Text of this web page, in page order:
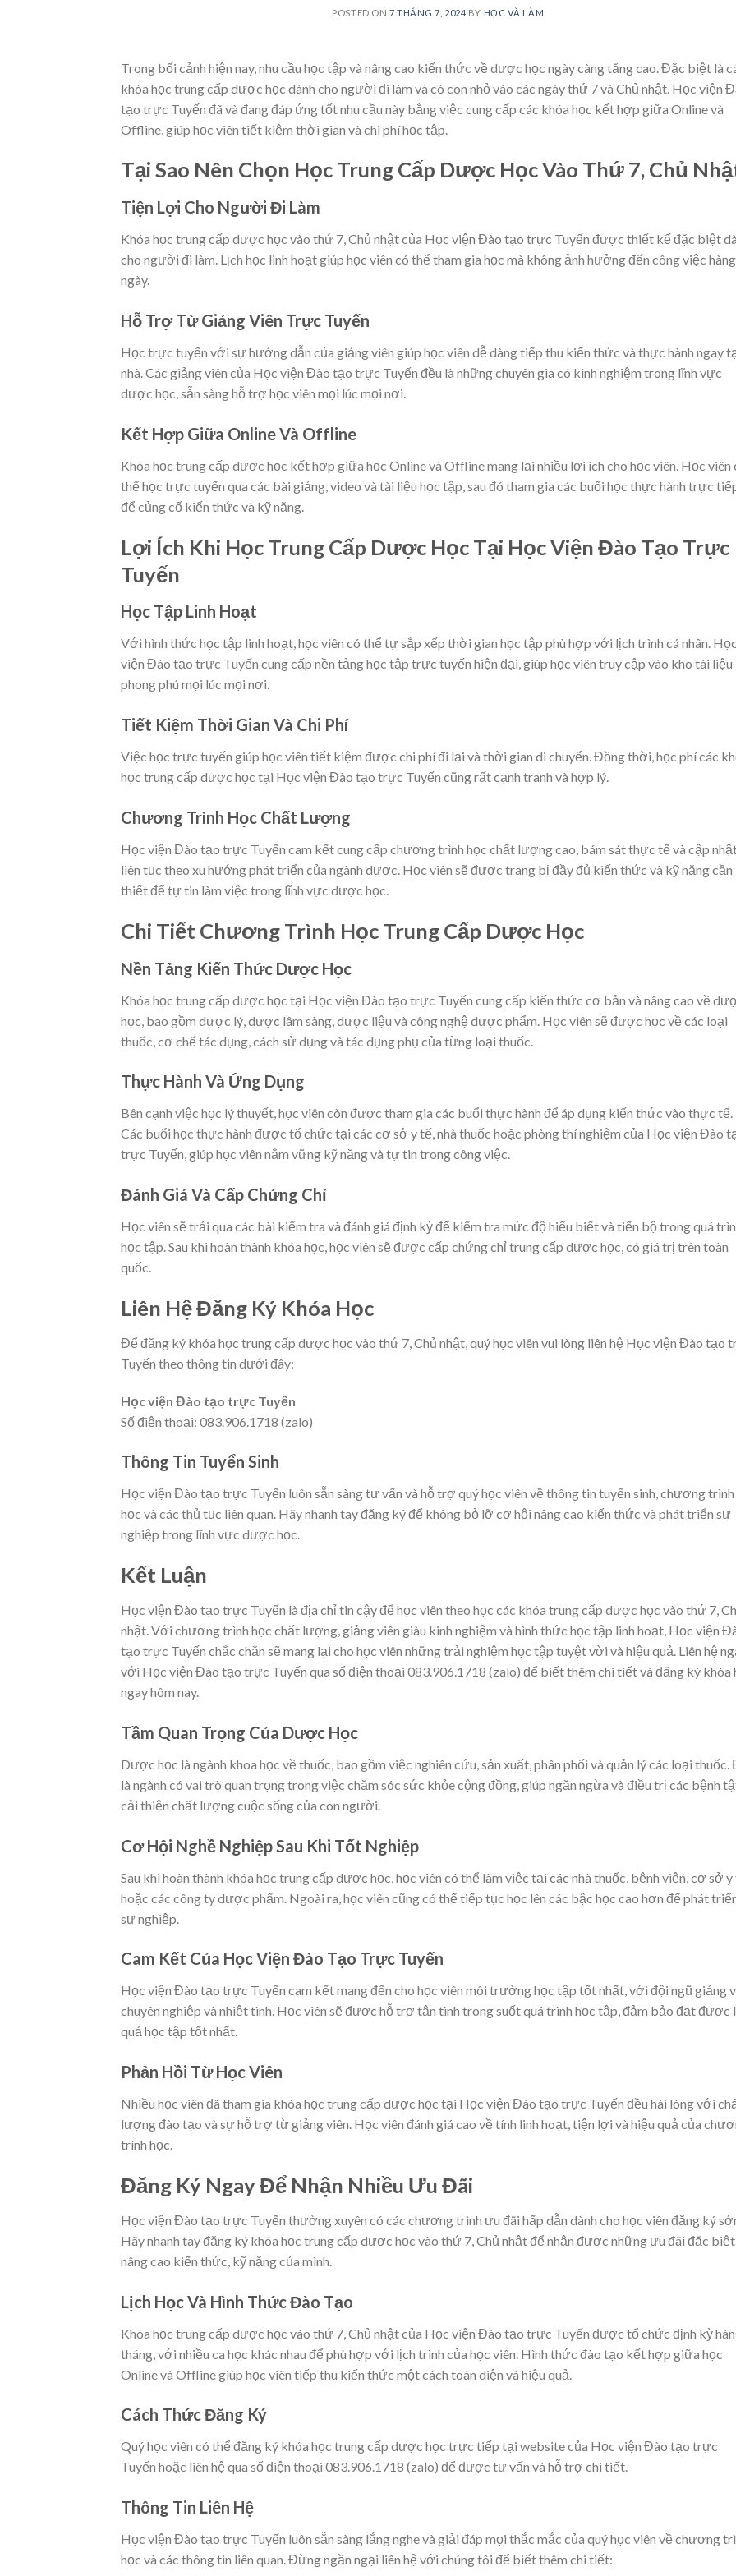
POSTED ON 7 THÁNG 7, 2024 BY HỌC VÀ LÀM
Trong bối cảnh hiện nay, nhu cầu học tập và nâng cao kiến thức về dược học ngày càng tăng cao. Đặc biệt là
khóa học trung cấp dược học dành cho người đi làm và có con nhỏ vào các ngày thứ 7 và Chủ nhật. Học viện
tạo trực Tuyến đã và đang đáp ứng tốt nhu cầu này bằng việc cung cấp các khóa học kết hợp giữa Online và
Offline, giúp học viên tiết kiệm thời gian và chi phí học tập.
Tại Sao Nên Chọn Học Trung Cấp Dược Học Vào Thứ 7, Chủ
Tiện Lợi Cho Người Đi Làm
Khóa học trung cấp dược học vào thứ 7, Chủ nhật của Học viện Đào tạo trực Tuyến được thiết kế đặc biệt
cho người đi làm. Lịch học linh hoạt giúp học viên có thể tham gia học mà không ảnh hưởng đến công việc hàng
ngày.
Hỗ Trợ Từ Giảng Viên Trực Tuyến
Học trực tuyến với sự hướng dẫn của giảng viên giúp học viên dễ dàng tiếp thu kiến thức và thực hành ngay
nhà. Các giảng viên của Học viện Đào tạo trực Tuyến đều là những chuyên gia có kinh nghiệm trong lĩnh vực
dược học, sẵn sàng hỗ trợ học viên mọi lúc mọi nơi.
Kết Hợp Giữa Online Và Offline
Khóa học trung cấp dược học kết hợp giữa học Online và Offline mang lại nhiều lợi ích cho học viên. Học viên
thể học trực tuyến qua các bài giảng, video và tài liệu học tập, sau đó tham gia các buổi học thực hành trực
để củng cố kiến thức và kỹ năng.
Lợi Ích Khi Học Trung Cấp Dược Học Tại Học Viện Đào Tạo Trực
Tuyến
Học Tập Linh Hoạt
Với hình thức học tập linh hoạt, học viên có thể tự sắp xếp thời gian học tập phù hợp với lịch trình cá nhân. Học
viện Đào tạo trực Tuyến cung cấp nền tảng học tập trực tuyến hiện đại, giúp học viên truy cập vào kho tài liệu
phong phú mọi lúc mọi nơi.
Tiết Kiệm Thời Gian Và Chi Phí
Việc học trực tuyến giúp học viên tiết kiệm được chi phí đi lại và thời gian di chuyển. Đồng thời, học phí các
học trung cấp dược học tại Học viện Đào tạo trực Tuyến cũng rất cạnh tranh và hợp lý.
Chương Trình Học Chất Lượng
Học viện Đào tạo trực Tuyến cam kết cung cấp chương trình học chất lượng cao, bám sát thực tế và cập
liên tục theo xu hướng phát triển của ngành dược. Học viên sẽ được trang bị đầy đủ kiến thức và kỹ năng cần
thiết để tự tin làm việc trong lĩnh vực dược học.
Chi Tiết Chương Trình Học Trung Cấp Dược Học
Nền Tảng Kiến Thức Dược Học
Khóa học trung cấp dược học tại Học viện Đào tạo trực Tuyến cung cấp kiến thức cơ bản và nâng cao về
học, bao gồm dược lý, dược lâm sàng, dược liệu và công nghệ dược phẩm. Học viên sẽ được học về các loại
thuốc, cơ chế tác dụng, cách sử dụng và tác dụng phụ của từng loại thuốc.
Thực Hành Và Ứng Dụng
Bên cạnh việc học lý thuyết, học viên còn được tham gia các buổi thực hành để áp dụng kiến thức vào thực tế.
Các buổi học thực hành được tổ chức tại các cơ sở y tế, nhà thuốc hoặc phòng thí nghiệm của Học viện Đào
trực Tuyến, giúp học viên nắm vững kỹ năng và tự tin trong công việc.
Đánh Giá Và Cấp Chứng Chỉ
Học viên sẽ trải qua các bài kiểm tra và đánh giá định kỳ để kiểm tra mức độ hiểu biết và tiến bộ trong quá
học tập. Sau khi hoàn thành khóa học, học viên sẽ được cấp chứng chỉ trung cấp dược học, có giá trị trên toàn
quốc.
Liên Hệ Đăng Ký Khóa Học
Để đăng ký khóa học trung cấp dược học vào thứ 7, Chủ nhật, quý học viên vui lòng liên hệ Học viện Đào tạo
Tuyến theo thông tin dưới đây:
Học viện Đào tạo trực Tuyến
Số điện thoại: 083.906.1718 (zalo)
Thông Tin Tuyển Sinh
Học viện Đào tạo trực Tuyến luôn sẵn sàng tư vấn và hỗ trợ quý học viên về thông tin tuyển sinh, chương trình
học và các thủ tục liên quan. Hãy nhanh tay đăng ký để không bỏ lỡ cơ hội nâng cao kiến thức và phát triển sự
nghiệp trong lĩnh vực dược học.
Kết Luận
Học viện Đào tạo trực Tuyến là địa chỉ tin cậy để học viên theo học các khóa trung cấp dược học vào thứ 7,
nhật. Với chương trình học chất lượng, giảng viên giàu kinh nghiệm và hình thức học tập linh hoạt, Học viện
tạo trực Tuyến chắc chắn sẽ mang lại cho học viên những trải nghiệm học tập tuyệt vời và hiệu quả. Liên hệ
với Học viện Đào tạo trực Tuyến qua số điện thoại 083.906.1718 (zalo) để biết thêm chi tiết và đăng ký khóa
ngay hôm nay.
Tầm Quan Trọng Của Dược Học
Dược học là ngành khoa học về thuốc, bao gồm việc nghiên cứu, sản xuất, phân phối và quản lý các loại thuốc.
là ngành có vai trò quan trọng trong việc chăm sóc sức khỏe cộng đồng, giúp ngăn ngừa và điều trị các bệnh
cải thiện chất lượng cuộc sống của con người.
Cơ Hội Nghề Nghiệp Sau Khi Tốt Nghiệp
Sau khi hoàn thành khóa học trung cấp dược học, học viên có thể làm việc tại các nhà thuốc, bệnh viện, cơ sở
hoặc các công ty dược phẩm. Ngoài ra, học viên cũng có thể tiếp tục học lên các bậc học cao hơn để phát
sự nghiệp.
Cam Kết Của Học Viện Đào Tạo Trực Tuyến
Học viện Đào tạo trực Tuyến cam kết mang đến cho học viên môi trường học tập tốt nhất, với đội ngũ giảng
chuyên nghiệp và nhiệt tình. Học viên sẽ được hỗ trợ tận tình trong suốt quá trình học tập, đảm bảo đạt được
quả học tập tốt nhất.
Phản Hồi Từ Học Viên
Nhiều học viên đã tham gia khóa học trung cấp dược học tại Học viện Đào tạo trực Tuyến đều hài lòng với
lượng đào tạo và sự hỗ trợ từ giảng viên. Học viên đánh giá cao về tính linh hoạt, tiện lợi và hiệu quả của
trình học.
Đăng Ký Ngay Để Nhận Nhiều Ưu Đãi
Học viện Đào tạo trực Tuyến thường xuyên có các chương trình ưu đãi hấp dẫn dành cho học viên đăng ký
Hãy nhanh tay đăng ký khóa học trung cấp dược học vào thứ 7, Chủ nhật để nhận được những ưu đãi đặc biệt
nâng cao kiến thức, kỹ năng của mình.
Lịch Học Và Hình Thức Đào Tạo
Khóa học trung cấp dược học vào thứ 7, Chủ nhật của Học viện Đào tạo trực Tuyến được tổ chức định kỳ
tháng, với nhiều ca học khác nhau để phù hợp với lịch trình của học viên. Hình thức đào tạo kết hợp giữa học
Online và Offline giúp học viên tiếp thu kiến thức một cách toàn diện và hiệu quả.
Cách Thức Đăng Ký
Quý học viên có thể đăng ký khóa học trung cấp dược học trực tiếp tại website của Học viện Đào tạo trực
Tuyến hoặc liên hệ qua số điện thoại 083.906.1718 (zalo) để được tư vấn và hỗ trợ chi tiết.
Thông Tin Liên Hệ
Học viện Đào tạo trực Tuyến luôn sẵn sàng lắng nghe và giải đáp mọi thắc mắc của quý học viên về chương
học và các thông tin liên quan. Đừng ngần ngại liên hệ với chúng tôi để biết thêm chi tiết: